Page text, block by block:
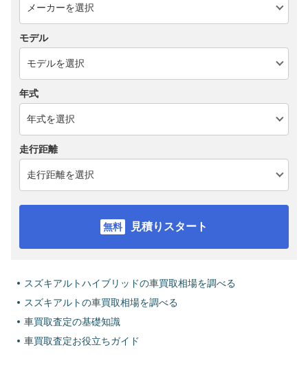
モデル
年式
走行距離
見積りスタート
スズキアルトハイブリッドの車買取相場を調べる
スズキアルトの車買取相場を調べる
車買取査定の基礎知識
車買取査定お役立ちガイド